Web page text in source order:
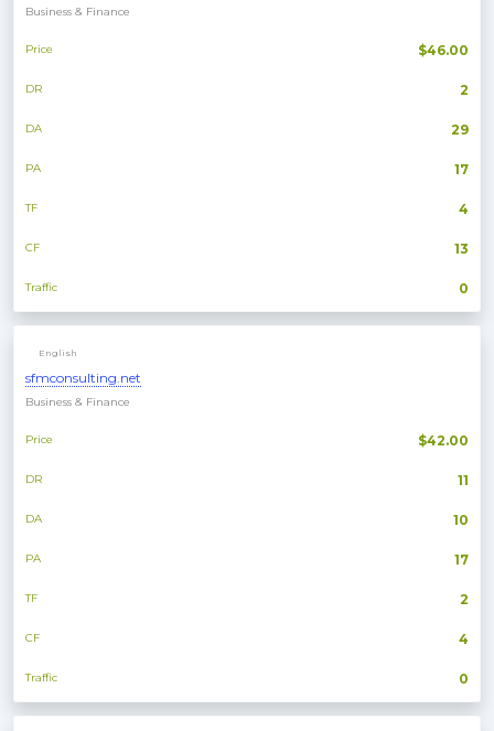
Business & Finance
$46.00
Price
2
DR
29
DA
17
PA
4
TF
13
CF
0
Traffic
English
sfmconsulting.net
Business & Finance
$42.00
Price
11
DR
10
DA
17
PA
2
TF
4
CF
0
Traffic